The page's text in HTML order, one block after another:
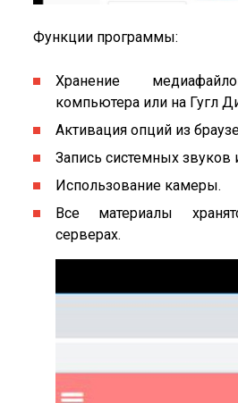
Функции программы:
Хранение
компьютера или на Гугл
Активация опций из
Запись системных звуков
Использование камеры.
Все материалы
серверах.